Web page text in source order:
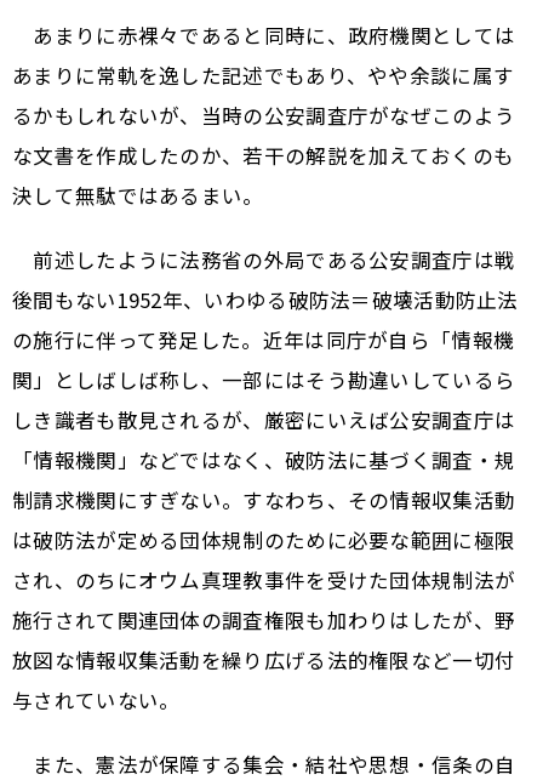
あまりに赤裸々であると同時に、政府機関としては
あまりに常軌を逸した記述でもあり、やや余談に属す
るかもしれないが、当時の公安調査庁がなぜこのよう
な文書を作成したのか、若干の解説を加えておくのも
決して無駄ではあるまい。
前述したように法務省の外局である公安調査庁は戦
後間もない1952年、いわゆる破防法＝破壊活動防止法
の施行に伴って発足した。近年は同庁が自ら「情報機
関」としばしば称し、一部にはそう勘違いしているら
しき識者も散見されるが、厳密にいえば公安調査庁は
「情報機関」などではなく、破防法に基づく調査・規
制請求機関にすぎない。すなわち、その情報収集活動
は破防法が定める団体規制のために必要な範囲に極限
され、のちにオウム真理教事件を受けた団体規制法が
施行されて関連団体の調査権限も加わりはしたが、野
放図な情報収集活動を繰り広げる法的権限など一切付
与されていない。
また、憲法が保障する集会・結社や思想・信条の自